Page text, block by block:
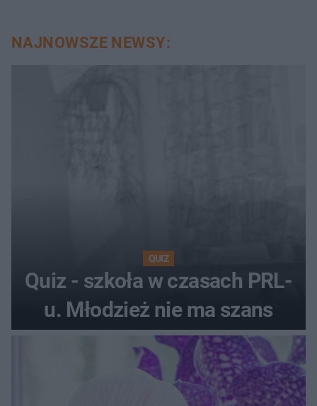
NAJNOWSZE NEWSY:
QUIZ
Quiz - szkoła w czasach PRL-
u. Młodzież nie ma szans